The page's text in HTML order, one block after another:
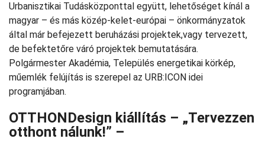
Urbanisztikai Tudásközponttal együtt, lehetőséget kínál a
magyar – és más közép-kelet-európai – önkormányzatok
által már befejezett beruházási projektek,vagy tervezett,
de befektetőre váró projektek bemutatására.
Polgármester Akadémia, Település energetikai körkép,
műemlék felújítás is szerepel az URB:ICON idei
programjában.
OTTHONDesign kiállítás – „Tervezzen
otthont nálunk!” –